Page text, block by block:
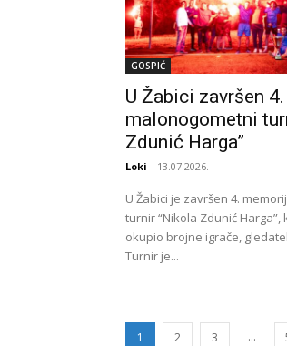
GOSPIĆ
U Žabici završen
malonogometni
Zdunić Harga”
Loki - 13.07.2026.
U Žabici je završen 4.
turnir “Nikola Zdunić
okupio brojne igrače,
Turnir je...
1 2 3 ...